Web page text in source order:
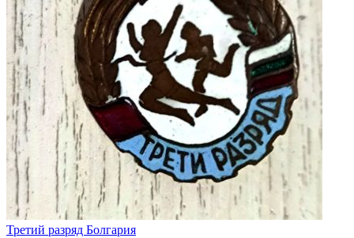
Третий разряд Болгария